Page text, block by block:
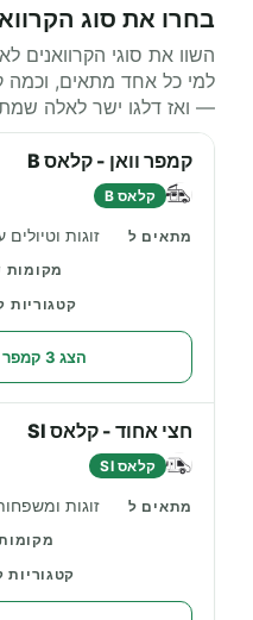
בחרו את סוג
השוו את סוגי הקרוואנים
למי כל אחד מתאים, וכמה
— ואז דלגו ישר לאלה
קמפר וואן - קלאס B
קלאס B
זוגות
הצג 3 קמפר וואן - קלאס B
חצי אחוד - קלאס SI
קלאס SI
זוגות